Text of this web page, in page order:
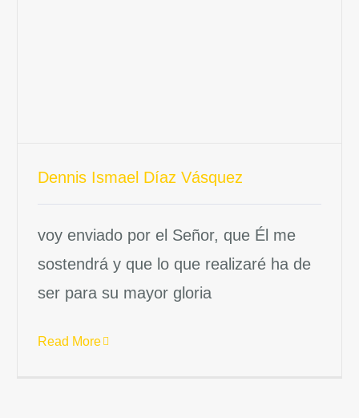
Dennis Ismael Díaz Vásquez
voy enviado por el Señor, que Él me
sostendrá y que lo que realizaré ha de
ser para su mayor gloria
Read More